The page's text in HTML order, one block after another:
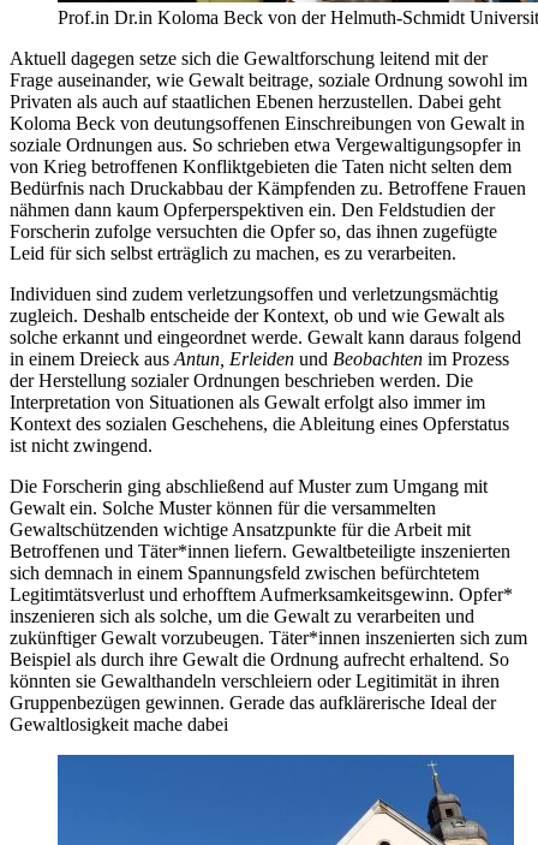
Prof.in Dr.in Koloma Beck von der Helmuth-Schmidt
Aktuell dagegen setze sich die Gewaltforschung leitend mit der
Frage auseinander, wie Gewalt beitrage, soziale Ordnung sowohl im
Privaten als auch auf staatlichen Ebenen herzustellen. Dabei geht
Koloma Beck von deutungsoffenen Einschreibungen von Gewalt in
soziale Ordnungen aus. So schrieben etwa Vergewaltigungsopfer in
von Krieg betroffenen Konfliktgebieten die Taten nicht selten dem
Bedürfnis nach Druckabbau der Kämpfenden zu. Betroffene Frauen
nähmen dann kaum Opferperspektiven ein. Den Feldstudien der
Forscherin zufolge versuchten die Opfer so, das ihnen zugefügte
Leid für sich selbst erträglich zu machen, es zu verarbeiten.
Individuen sind zudem verletzungsoffen und verletzungsmächtig
zugleich. Deshalb entscheide der Kontext, ob und wie Gewalt als
solche erkannt und eingeordnet werde. Gewalt kann daraus folgend
in einem Dreieck ausAntun, Erleiden und Beobachten im Prozess
der Herstellung sozialer Ordnungen beschrieben werden. Die
Interpretation von Situationen als Gewalt erfolgt also immer im
Kontext des sozialen Geschehens, die Ableitung eines Opferstatus
ist nicht zwingend.
Die Forscherin ging abschließend auf Muster zum Umgang mit
Gewalt ein. Solche Muster können für die versammelten
Gewaltschützenden wichtige Ansatzpunkte für die Arbeit mit
Betroffenen und Täter*innen liefern. Gewaltbeteiligte inszenierten
sich demnach in einem Spannungsfeld zwischen befürchtetem
Legitimtätsverlust und erhofftem Aufmerksamkeitsgewinn. Opfer*
inszenieren sich als solche, um die Gewalt zu verarbeiten und
zukünftiger Gewalt vorzubeugen. Täter*innen inszenierten sich zum
Beispiel als durch ihre Gewalt die Ordnung aufrecht erhaltend. So
könnten sie Gewalthandeln verschleiern oder Legitimität in ihren
Gruppenbezügen gewinnen. Gerade das aufklärerische Ideal der
Gewaltlosigkeit mache dabei